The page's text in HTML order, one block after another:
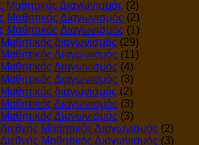
Μαθητικός Διαγωνισμός (2)
Μαθητικός Διαγωνισμός (2)
Μαθητικός Διαγωνισμός (1)
διαγωνισμός (29)
Διαγωνισμός (11)
Διαγωνισμός (4)
Διαγωνισμός (3)
διαγωνισμός (2)
Διαγωνισμός (3)
Διαγωνισμός (3)
Μαθητικός Διαγωνισμός (2)
Μαθητικός Διαγωνισμός (3)